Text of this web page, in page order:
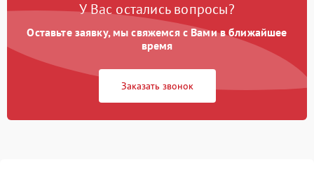
цветов дисплея
Подробнее →
коркое время
1000 ₽ Подробнее →
1500 ₽ Подробнее →
У Вас остались вопросы?
Оставьте заявку, мы свяжемся с Вами в ближайшее
время
Заказать звонок